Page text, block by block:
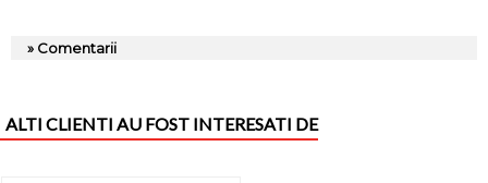
» Comentarii
ALTI CLIENTI AU FOST INTERESATI DE